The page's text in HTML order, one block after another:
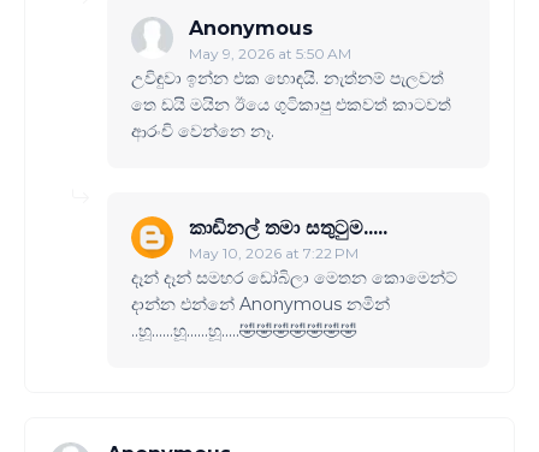
Anonymous
May 9, 2026 at 5:50 AM
උවිඳුවා ඉන්න එක හොඳයි. නැත්නම් පැලවත්
තෙ ඩයි මයින ඊයෙ ගුටිකාපු එකවත් කාටවත්
ආරංචි වෙන්නෙ නෑ.
කාඩිනල් තමා සතුටුම.....
May 10, 2026 at 7:22 PM
දෑන් දෑන් සමහර ඩෝබිලා මෙතන කොමෙන්ට්
දාන්න එන්නේ Anonymous නමින්
..හූ......හූ......හූ.....🤣🤣🤣🤣🤣🤣🤣